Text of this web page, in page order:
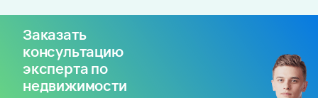
Заказать
консультацию
эксперта по
недвижимости